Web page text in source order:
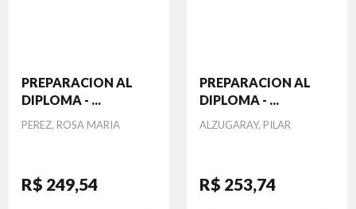
PREPARACION AL
DIPLOMA - ...
Autor
PEREZ, ROSA MARIA
R$ 249,54
PREPARACION AL
DIPLOMA - ...
Autor
ALZUGARAY, PILAR
R$ 253,74